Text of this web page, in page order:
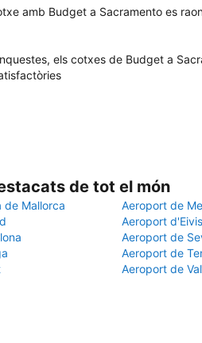
amb Budget a Sacramento es
els cotxes de Budget a
de tot el món
de Mallorca
Aeroport de
Aeroport
Aeroport de
Aeroport de
Aeroport de